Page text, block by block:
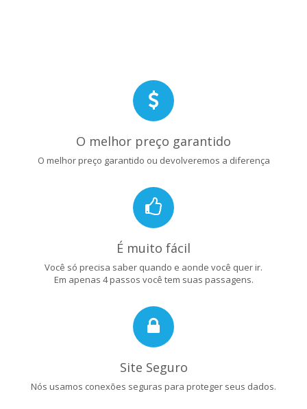
O melhor preço garantido
O melhor preço garantido ou devolveremos a diferença
É muito fácil
Você só precisa saber quando e aonde você quer ir.
Em apenas 4 passos você tem suas passagens.
Site Seguro
Nós usamos conexões seguras para proteger seus dados.